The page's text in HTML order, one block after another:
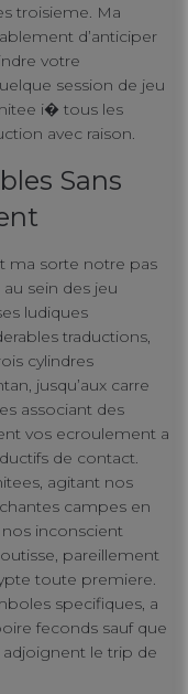
troisieme. Ma
d’anticiper
votre
session de jeu
i� tous les
avec raison.
Sans
ma sorte notre pas
sein des jeu
ludiques
traductions,
cylindres
jusqu’aux carre
associant des
vos ecroulement a
de contact.
agitant nos
campes en
inconscient
pareillement
toute premiere.
specifiques, a
feconds sauf que
le trip de